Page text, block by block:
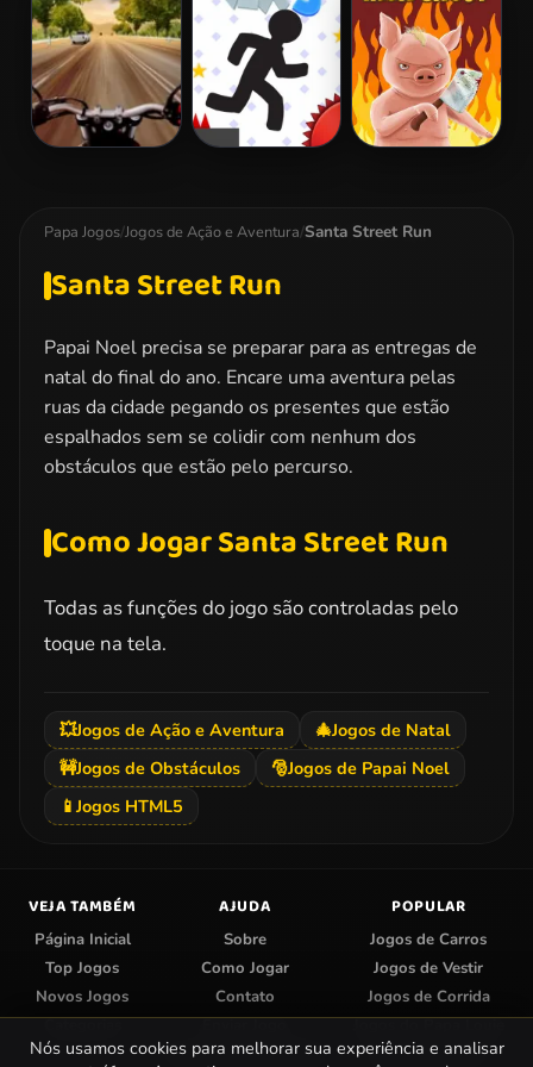
Papa Jogos/Jogos de Ação e Aventura/Santa Street Run
Santa Street Run
Papai Noel precisa se preparar para as entregas de
natal do final do ano. Encare uma aventura pelas
ruas da cidade pegando os presentes que estão
espalhados sem se colidir com nenhum dos
obstáculos que estão pelo percurso.
Como Jogar Santa Street Run
Todas as funções do jogo são controladas pelo
toque na tela.
💥Jogos de Ação e Aventura 🎄Jogos de Natal
🚧Jogos de Obstáculos 🎅Jogos de Papai Noel
📱 Jogos HTML5
VEJA TAMBÉM
Página Inicial
Top Jogos
Novos Jogos
Categorias
AJUDA
Sobre
Como Jogar
Contato
Enviar Jogo
Centro de Privacidade
POPULAR
Jogos de Carros
Jogos de Vestir
Jogos de Corrida
Jogos do Papa Louie
Jogos de Colorir
Nós usamos cookies para melhorar sua experiência e analisar